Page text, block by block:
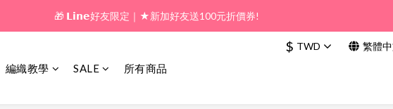
🎁 新好友購物金｜★加入新會員領券送100元!
🎁 𝗟𝗶𝗻𝗲好友限定｜★新加好友送100元折價券!
$ TWD 繁體
編織教學 SALE 所有商品